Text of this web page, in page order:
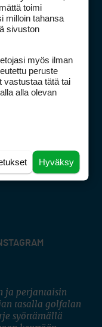
ja perjantaisin
tasalla golfalan
syöttämällä
toimi
milloin tahansa
sivuston
myös ilman
peruste
vastustaa tätä tai
alla olevan
Hyväksy